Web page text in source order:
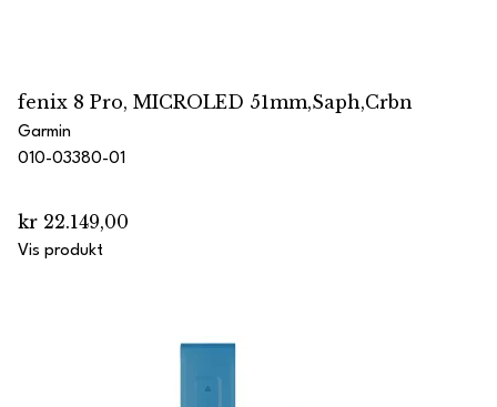
fenix 8 Pro, MICROLED 51mm,Saph,Crbn
Garmin
010-03380-01
kr 22.149,00
Vis produkt